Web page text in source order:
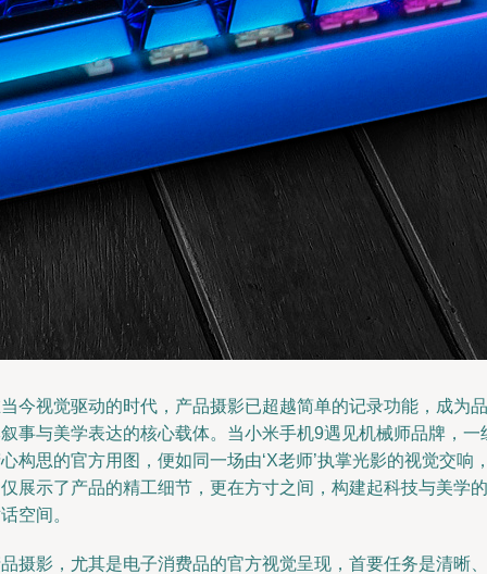
今视觉驱动的时代，产品摄影已超越简单的记录功能，成为品
事与美学表达的核心载体。当小米手机9遇见机械师品牌，一
构思的官方用图，便如同一场由‘X老师’执掌光影的视觉交响
展示了产品的精工细节，更在方寸之间，构建起科技与美学的
空间。
摄影，尤其是电子消费品的官方视觉呈现，首要任务是清晰、